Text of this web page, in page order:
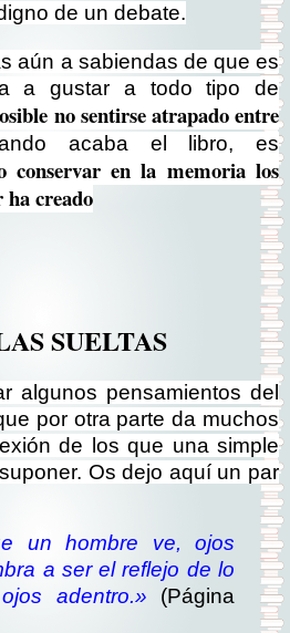
de un debate.
aún a sabiendas de que es
a gustar a todo tipo de
no sentirse atrapado entre
acaba el libro, es
conservar en la memoria los
ha creado
SUELTAS
algunos pensamientos del
por otra parte da muchos
de los que una simple
Os dejo aquí un par
un hombre ve, ojos
a ser el reflejo de lo
adentro.» (Página